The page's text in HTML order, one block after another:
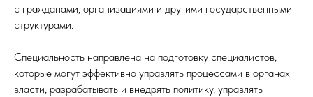
с гражданами, организациями и другими государственными
структурами.
Специальность направлена на подготовку специалистов,
которые могут эффективно управлять процессами в органах
власти, разрабатывать и внедрять политику, управлять